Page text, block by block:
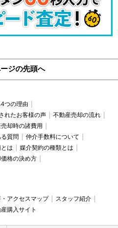
ジの先頭へ
つの理由
れたお客様の声
不動産売却の流れ
却時の諸費用
質問
仲介手数料について
は
媒介契約の種類とは
格の決め方
アクセスマップ
スタッフ紹介
購入サイト